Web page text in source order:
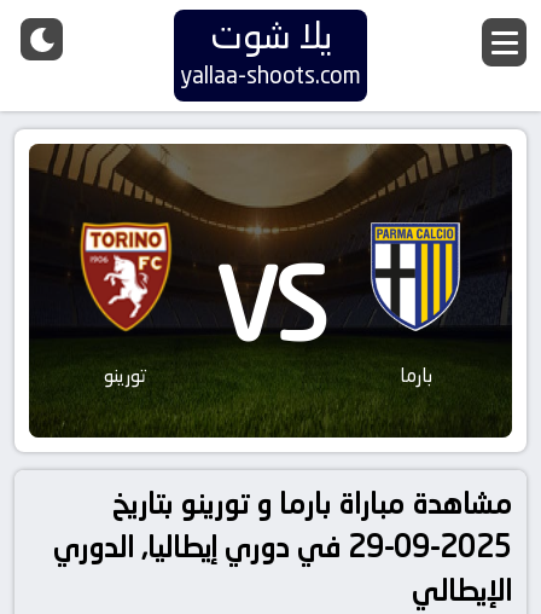
يلا شوت
yallaa-shoots.com
بارما VS تورينو
مشاهدة مباراة بارما و تورينو بتاريخ
2025-09-29 في دوري إيطاليا, الدوري
الإيطالي